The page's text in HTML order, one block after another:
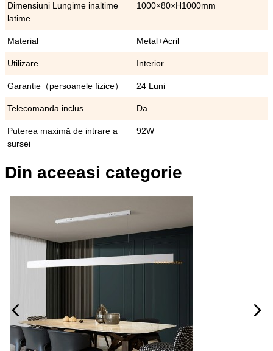
Dimensiuni Lungime inaltime
latime
1000×80×H1000mm
Material Metal+Acril
Utilizare Interior
Garantie（persoanele fizice） 24 Luni
Telecomanda inclus Da
Puterea maximă de intrare a
sursei
92W
Din aceeasi categorie